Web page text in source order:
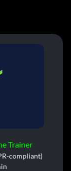
Trainer
compliant)